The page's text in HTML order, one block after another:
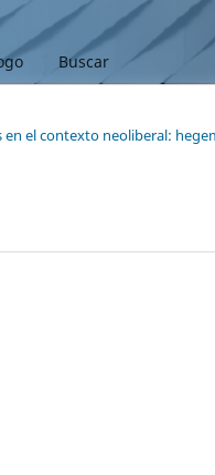
Buscar
en el contexto neoliberal: